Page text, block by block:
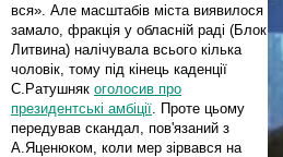
вся». Але масштабів міста виявилося
замало, фракція у обласній раді (Блок
Литвина) налічувала всього кілька
чоловік, тому під кінець каденції
С.Ратушняк оголосив про
президентські амбіції . Проте цьому
передував скандал, пов'язаний з
А.Яценюком, коли мер зірвався на